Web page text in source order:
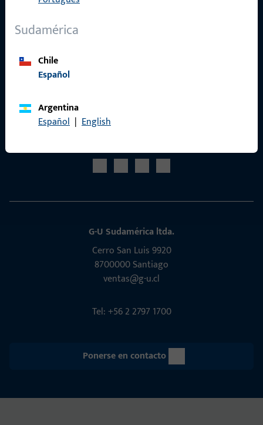
Sudamérica
Chile
Español
Argentina
Español | English
G-U Sudamérica ltda.
Cerro San Luis 9920
8700000 Santiago
ventas@g-u.cl
Tel: +56 2 2797 1700
Ponerse en contacto